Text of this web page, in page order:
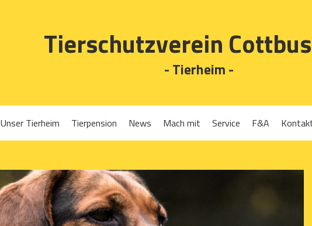
Tierschutzverein
- Tierheim -
Unser Tierheim
Projekte 2017
Projekte 2018
Tierpension News Mach mit Service F&A